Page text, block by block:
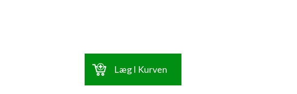
Læg I Kurven